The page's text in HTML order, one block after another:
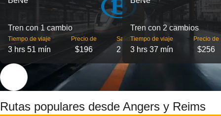
Tren con 1 cambio
Tiempo de viaje
3 hrs 51 mín
Precio de
$196
Salidas
2
Tren con 2 cambios
Tiempo de viaje
3 hrs 37 mín
Precio de
$256
Rutas populares desde Angers y Reims